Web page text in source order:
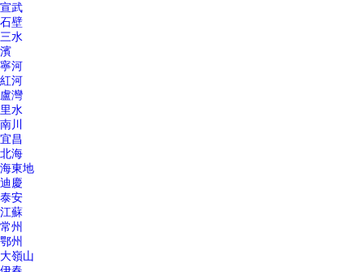
宣武
石壁
三水
濱
寧河
紅河
盧灣
里水
南川
宜昌
北海
海東地
迪慶
泰安
江蘇
常州
鄂州
大嶺山